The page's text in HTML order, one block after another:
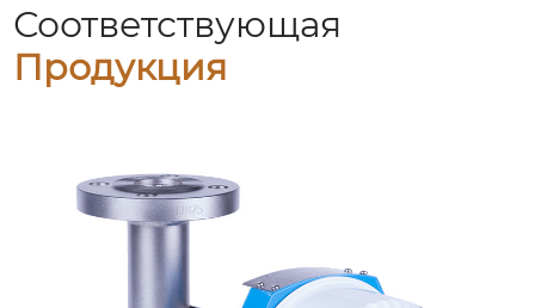
Соответствующая
Продукция